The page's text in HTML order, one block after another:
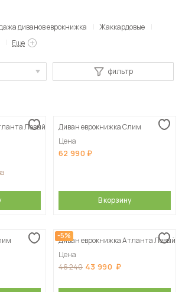
диванов еврокнижка
Жаккардовые
Еще
фильтр
Левый
Диван еврокнижка Слим
Цена
62 990
В корзину
-5%
Диван еврокнижка Атланта Левый
Цена
46 240 43 990